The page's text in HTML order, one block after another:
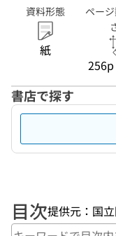
資料形態
紙
ペー
書店で探す
目次提供元：国